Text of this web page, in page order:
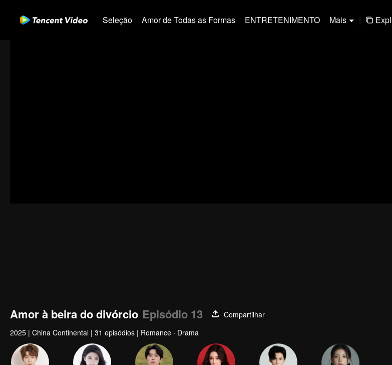
Seleção Amor de Todas as Formas ENTRETENIMENTO Mais |
Amor à beira do divórcio Episódio 13
Compartilhar
2025 | China Continental | 31 episódios | Romance · Drama